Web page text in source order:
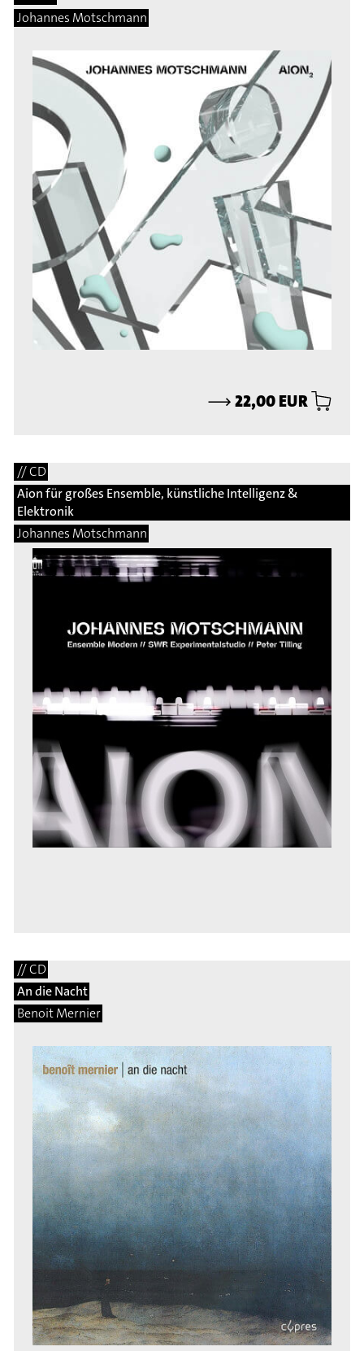
Johannes Motschmann
⟶22,00 EUR
// CD
Aion für großes Ensemble, künstliche Intelligenz &
Elektronik
Johannes Motschmann
// CD
An die Nacht
Benoit Mernier